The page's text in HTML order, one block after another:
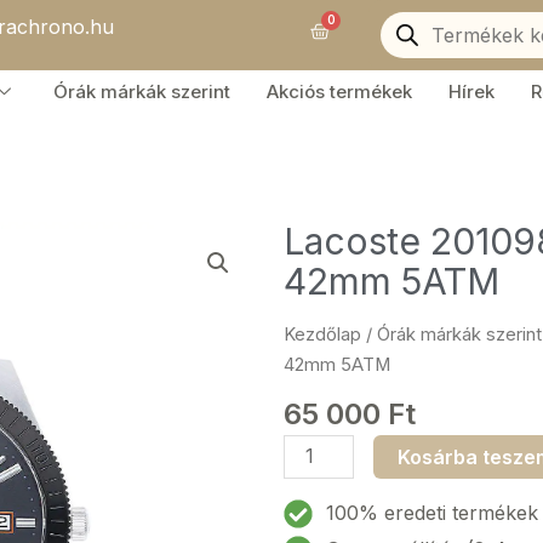
0Kosár
Products
search
Órák márkák szerint Akciós termékek Hírek
Lacoste
42mm 5ATM
Kezdőlap / Órák márkák szerint
42mm 5ATM
65 000 Ft
Lacoste
2010982
Legacy
Kosárba
100% eredeti termékek